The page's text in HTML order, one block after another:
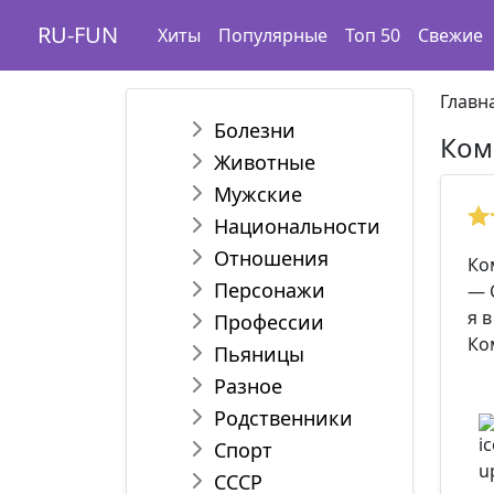
RU-FUN Хиты Популярные Топ 50 Свежие
Болезни
Животные
Мужские
Национальности
Отношения
Персонажи
Профессии
Пьяницы
Разное
Родственники
Спорт
СССР
—
я